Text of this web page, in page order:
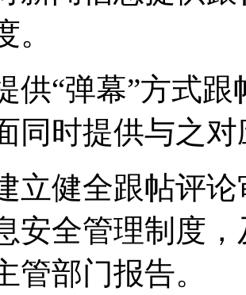
。
供“弹幕”方式
同时提供与之
立健全跟帖评
安全管理制度
管部门报告。